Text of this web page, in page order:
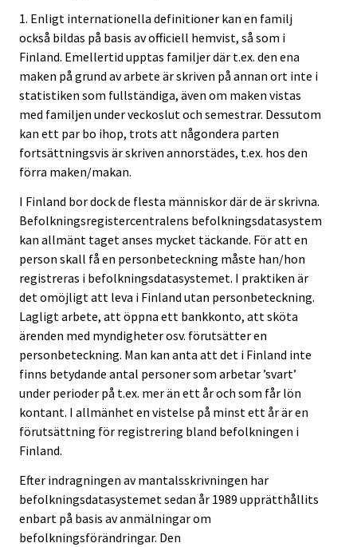
1. Enligt internationella definitioner kan en familj
också bildas på basis av officiell hemvist, så som i
Finland. Emellertid upptas familjer där t.ex. den ena
maken på grund av arbete är skriven på annan ort inte i
statistiken som fullständiga, även om maken vistas
med familjen under veckoslut och semestrar. Dessutom
kan ett par bo ihop, trots att någondera parten
fortsättningsvis är skriven annorstädes, t.ex. hos den
förra maken/makan.
I Finland bor dock de flesta människor där de är skrivna.
Befolkningsregistercentralens befolkningsdatasystem
kan allmänt taget anses mycket täckande. För att en
person skall få en personbeteckning måste han/hon
registreras i befolkningsdatasystemet. I praktiken är
det omöjligt att leva i Finland utan personbeteckning.
Lagligt arbete, att öppna ett bankkonto, att sköta
ärenden med myndigheter osv. förutsätter en
personbeteckning. Man kan anta att det i Finland inte
finns betydande antal personer som arbetar ’svart’
under perioder på t.ex. mer än ett år och som får lön
kontant. I allmänhet en vistelse på minst ett år är en
förutsättning för registrering bland befolkningen i
Finland.
Efter indragningen av mantalsskrivningen har
befolkningsdatasystemet sedan år 1989 upprätthållits
enbart på basis av anmälningar om
befolkningsförändringar. Den